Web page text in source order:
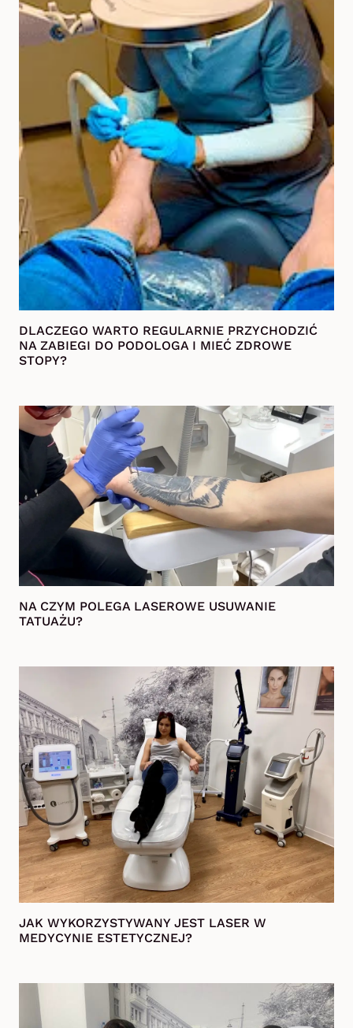
DLACZEGO WARTO REGULARNIE PRZYCHODZIĆ
NA ZABIEGI DO PODOLOGA I MIEĆ ZDROWE
STOPY?
NA CZYM POLEGA LASEROWE USUWANIE
TATUAŻU?
JAK WYKORZYSTYWANY JEST LASER W
MEDYCYNIE ESTETYCZNEJ?